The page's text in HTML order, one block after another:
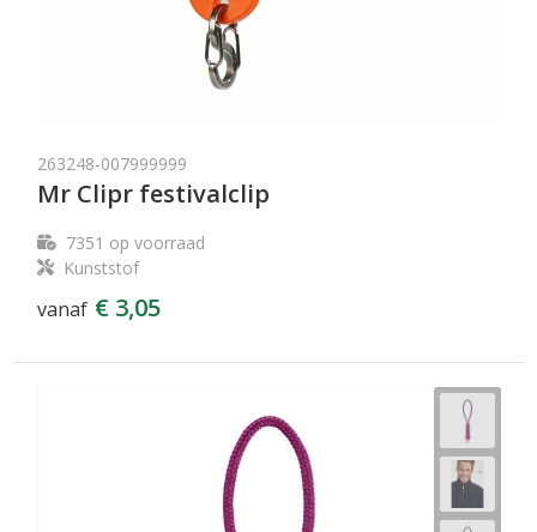
263248-007999999
Mr Clipr festivalclip
7351 op voorraad
Kunststof
vanaf € 3,05